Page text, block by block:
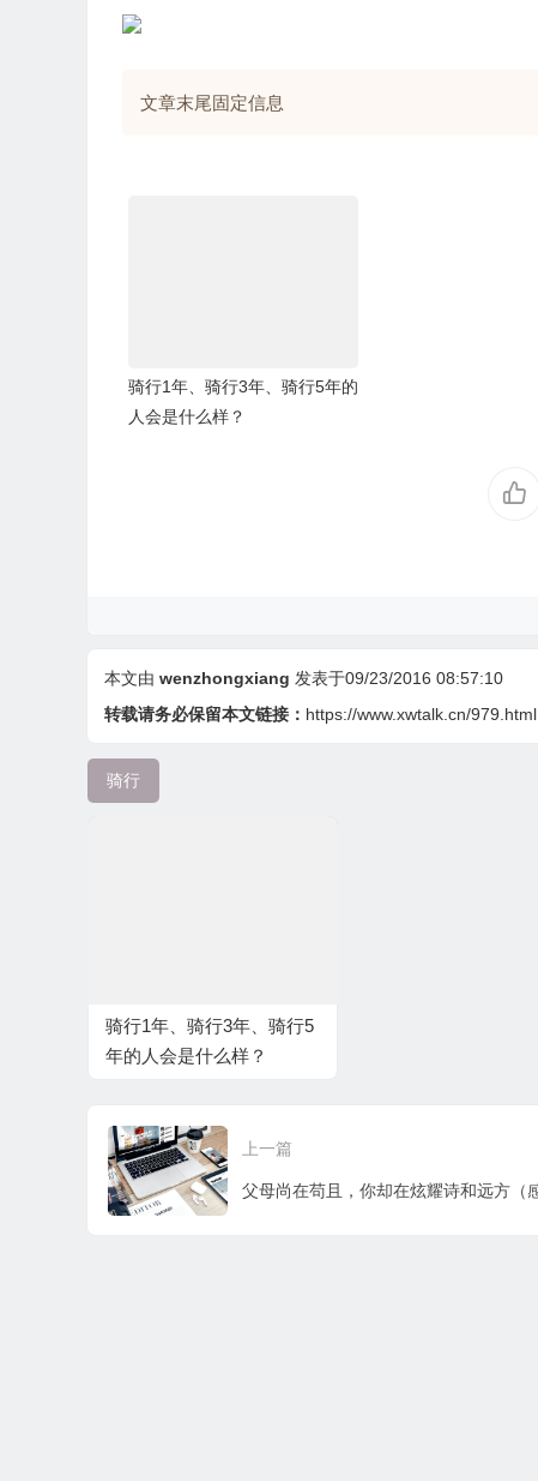
文章末尾固定信息
骑行1年、骑行3年、骑行5年的
人会是什么样？
本文由 wenzhongxiang 发表于09/23/2016 08:57:10
转载请务必保留本文链接： https://www.xwtalk.cn/979.html
骑行
骑行1年、骑行3年、骑行5
年的人会是什么样？
上一篇